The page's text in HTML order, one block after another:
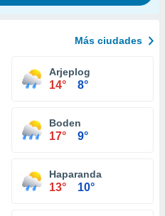
Más ciudades
Arjeplog
14° 8°
Boden
17° 9°
Haparanda
13° 10°